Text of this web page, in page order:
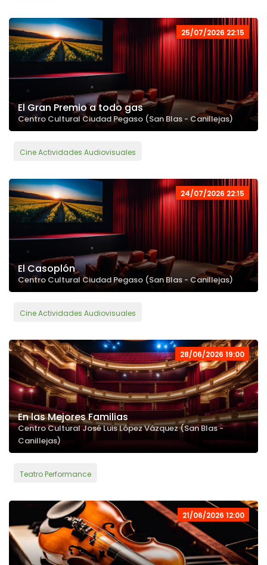
25/07/2026 22:15
El Gran Premio a todo gas
Centro Cultural Ciudad Pegaso (San Blas - Canillejas)
Cine Actividades Audiovisuales
24/07/2026 22:15
El Casoplón
Centro Cultural Ciudad Pegaso (San Blas - Canillejas)
Cine Actividades Audiovisuales
28/06/2026 19:00
En las Mejores Familias
Centro Cultural José Luis López Vázquez (San Blas -
Canillejas)
Teatro Performance
21/06/2026 12:00